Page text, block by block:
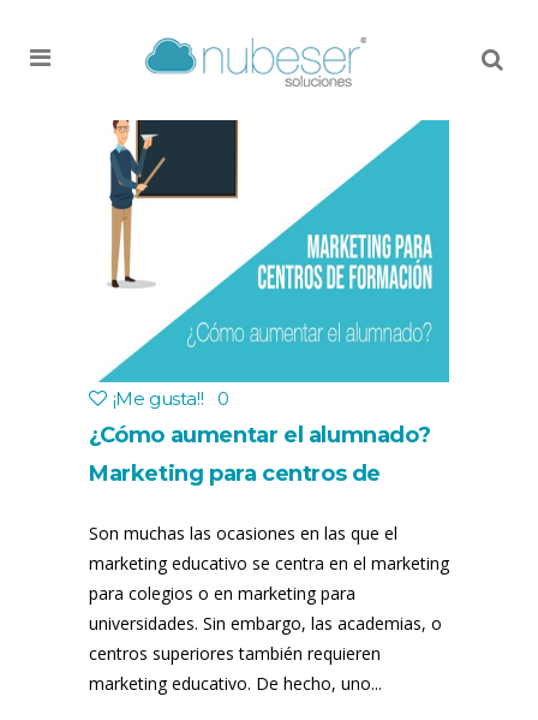
¡Me gusta!! 0
¿Cómo aumentar el alumnado?
Marketing para centros de
Son muchas las ocasiones en las que el
marketing educativo se centra en el marketing
para colegios o en marketing para
universidades. Sin embargo, las academias, o
centros superiores también requieren
marketing educativo. De hecho, uno...